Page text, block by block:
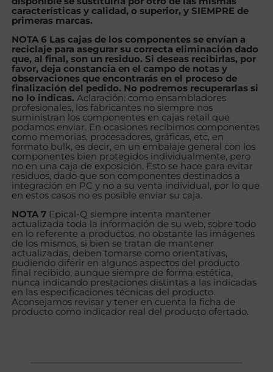
características y calidad, o superior, y SIEMPRE de
primeras marcas.
NOTA 6 Las cajas de los componentes se envían a
reciclaje para asegurar su correcta eliminación dado
que, al final, son un residuo. Si deseas recibirlas, por
favor, deja constancia en el campo de notas y
observaciones que encontrarás en el proceso de
finalización del pedido. No podremos recuperarlas si
no lo indicas. Aclaración: como ensambladores
profesionales, los fabricantes no siempre nos
suministran los componentes en cajas retail que
podamos enviar. En ocasiones recibimos componentes
como memorias, procesadores, gráficas, etc, en
formato bulk, es decir, en un embalaje general con los
componentes bien protegidos individualmente, pero
no en una caja de exposición. Esto se hace para evitar
residuos, dado que son componentes destinados a
integración en PC y no a su venta individual, por lo que
en estos casos no es posible enviar su caja.
NOTA 7 Epical-Q siempre intenta mantener
actualizada toda la información de su web, sobre todo
en lo referente a productos, no obstante las imágenes
de los mismos, si bien se tratan de mantener
actualizadas, deben tomarse como orientativas,
pudiendo diferir en algunos aspectos del producto
final recibido, aunque siempre de forma estética,
nunca indicando prestaciones distintas a las indicadas
en las especificaciones técnicas del producto.
Aconsejamos revisar y tener en cuenta la ficha de
producto como indicador real del producto ofertado.